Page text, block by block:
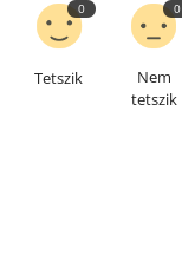
0
Tetszik
0
Nem
tetszik